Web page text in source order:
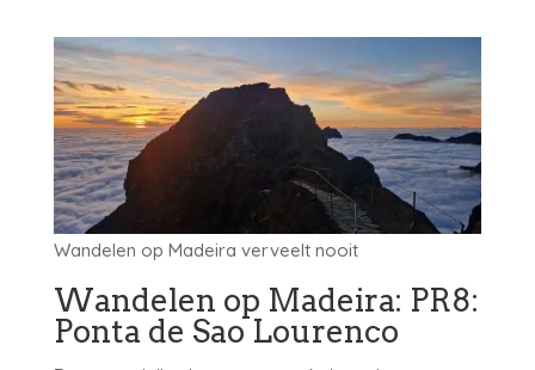
Wandelen op Madeira verveelt nooit
Wandelen op Madeira: PR8:
Ponta de Sao Lourenco